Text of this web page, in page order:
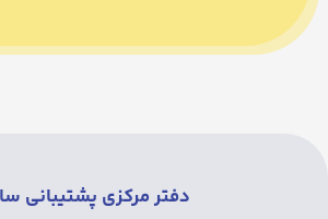
دفتر مرکزی پشتیبانی